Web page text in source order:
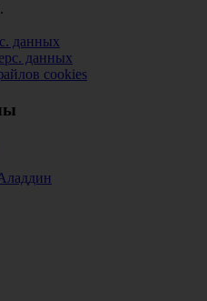
данных
данных
cookies